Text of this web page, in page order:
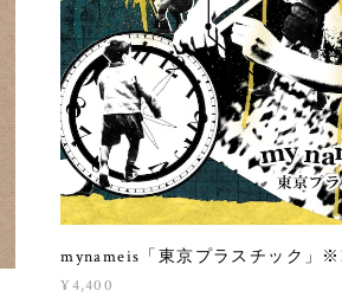
mynameis「東京プラスチック」
¥4,400